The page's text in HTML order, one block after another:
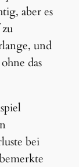
aber es
und
das
bei